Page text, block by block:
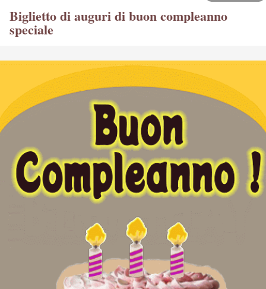
Biglietto di auguri di buon compleanno
speciale